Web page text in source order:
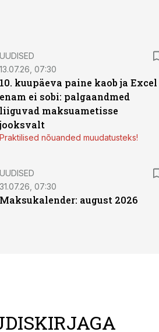
UUDISED
13.07.26, 07:30
10. kuupäeva paine kaob ja Excel
enam ei sobi: palgaandmed
liiguvad maksuametisse
jooksvalt
Praktilised nõuanded muudatusteks!
UUDISED
31.07.26, 07:30
Maksukalender: august 2026